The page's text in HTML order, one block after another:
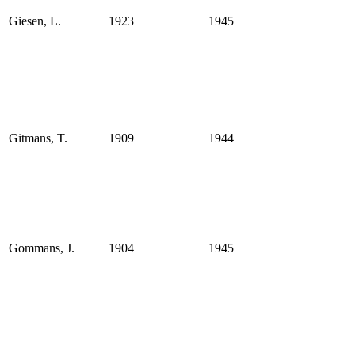
Giesen, L. 1923 1945
Gitmans, T. 1909 1944
Gommans, J. 1904 1945